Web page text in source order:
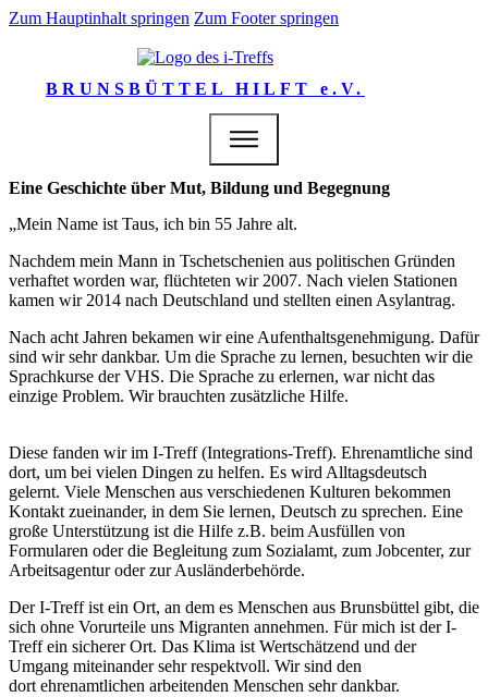
Zum Hauptinhalt springen Zum Footer springen
BRUNSBÜTTEL HILFT e.V.
Eine Geschichte über Mut, Bildung und Begegnung
„Mein Name ist Taus, ich bin 55 Jahre alt.
Nachdem mein Mann in Tschetschenien aus politischen Gründen
verhaftet worden war, flüchteten wir 2007. Nach vielen Stationen
kamen wir 2014 nach Deutschland und stellten einen Asylantrag.
Nach acht Jahren bekamen wir eine Aufenthaltsgenehmigung. Dafür
sind wir sehr dankbar. Um die Sprache zu lernen, besuchten wir die
Sprachkurse der VHS. Die Sprache zu erlernen, war nicht das
einzige Problem. Wir brauchten zusätzliche Hilfe.
Diese fanden wir im I-Treff (Integrations-Treff). Ehrenamtliche sind
dort, um bei vielen Dingen zu helfen. Es wird Alltagsdeutsch
gelernt. Viele Menschen aus verschiedenen Kulturen bekommen
Kontakt zueinander, in dem Sie lernen, Deutsch zu sprechen. Eine
große Unterstützung ist die Hilfe z.B. beim Ausfüllen von
Formularen oder die Begleitung zum Sozialamt, zum Jobcenter, zur
Arbeitsagentur oder zur Ausländerbehörde.
Der I-Treff ist ein Ort, an dem es Menschen aus Brunsbüttel gibt, die
sich ohne Vorurteile uns Migranten annehmen. Für mich ist der I-
Treff ein sicherer Ort. Das Klima ist Wertschätzend und der
Umgang miteinander sehr respektvoll. Wir sind den
dort ehrenamtlichen arbeitenden Menschen sehr dankbar.